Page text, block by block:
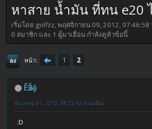
หาสาย น้ำมัน ที่ทน e20
เริ่มโดย golfzz, พฤศจิกายน 09, 2012, 07:46:58
0 สมาชิก และ 1 ผู้มาเยือน กำลังดูหัวข้อนี้
ลง หน้า 1 2
ĒҗŽā
ธันวาคม 01, 2012, 08:22:42 ก่อนเที่ยง
:D